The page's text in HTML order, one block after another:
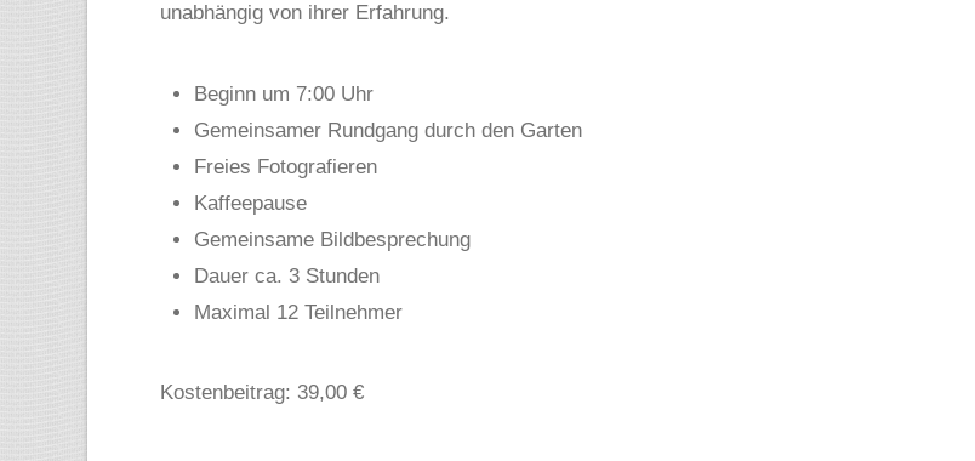
unabhängig von ihrer Erfahrung.
Beginn um 7:00 Uhr
Gemeinsamer Rundgang durch den Garten
Freies Fotografieren
Kaffeepause
Gemeinsame Bildbesprechung
Dauer ca. 3 Stunden
Maximal 12 Teilnehmer
Kostenbeitrag: 39,00 €